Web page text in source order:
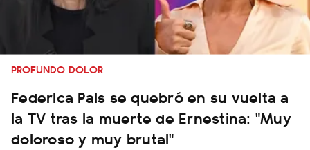
PROFUNDO DOLOR
Federica Pais se quebró en su vuelta a
la TV tras la muerte de Ernestina: "Muy
doloroso y muy brutal"